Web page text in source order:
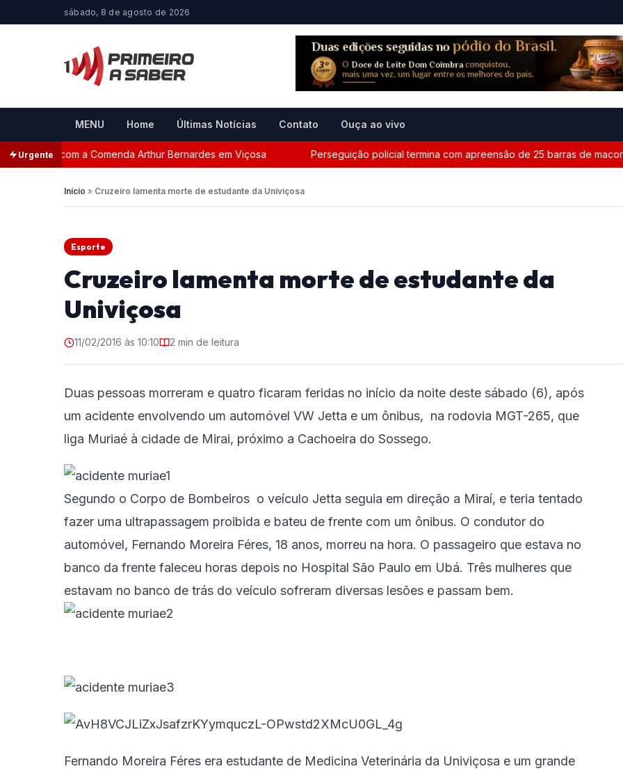
sábado, 8 de agosto de 2026
MENU Home Últimas Notícias Contato Ouça ao vivo
Urgentecom a Comenda Arthur Bernardes em Viçosa Perseguição policial termina com apreensão de 25 barras de
Início » Cruzeiro lamenta morte de estudante da Univiçosa
Esporte
Cruzeiro lamenta morte de estudante da
Univiçosa
11/02/2016 às 10:10 2 min de leitura
Duas pessoas morreram e quatro ficaram feridas no início da noite deste sábado (6), após
um acidente envolvendo um automóvel VW Jetta e um ônibus, na rodovia MGT-265, que
liga Muriaé à cidade de Mirai, próximo a Cachoeira do Sossego.
Segundo o Corpo de Bombeiros o veículo Jetta seguia em direção a Miraí, e teria tentado
fazer uma ultrapassagem proibida e bateu de frente com um ônibus. O condutor do
automóvel, Fernando Moreira Féres, 18 anos, morreu na hora. O passageiro que estava no
banco da frente faleceu horas depois no Hospital São Paulo em Ubá. Três mulheres que
estavam no banco de trás do veículo sofreram diversas lesões e passam bem.
Fernando Moreira Féres era estudante de Medicina Veterinária da Univiçosa e um grande